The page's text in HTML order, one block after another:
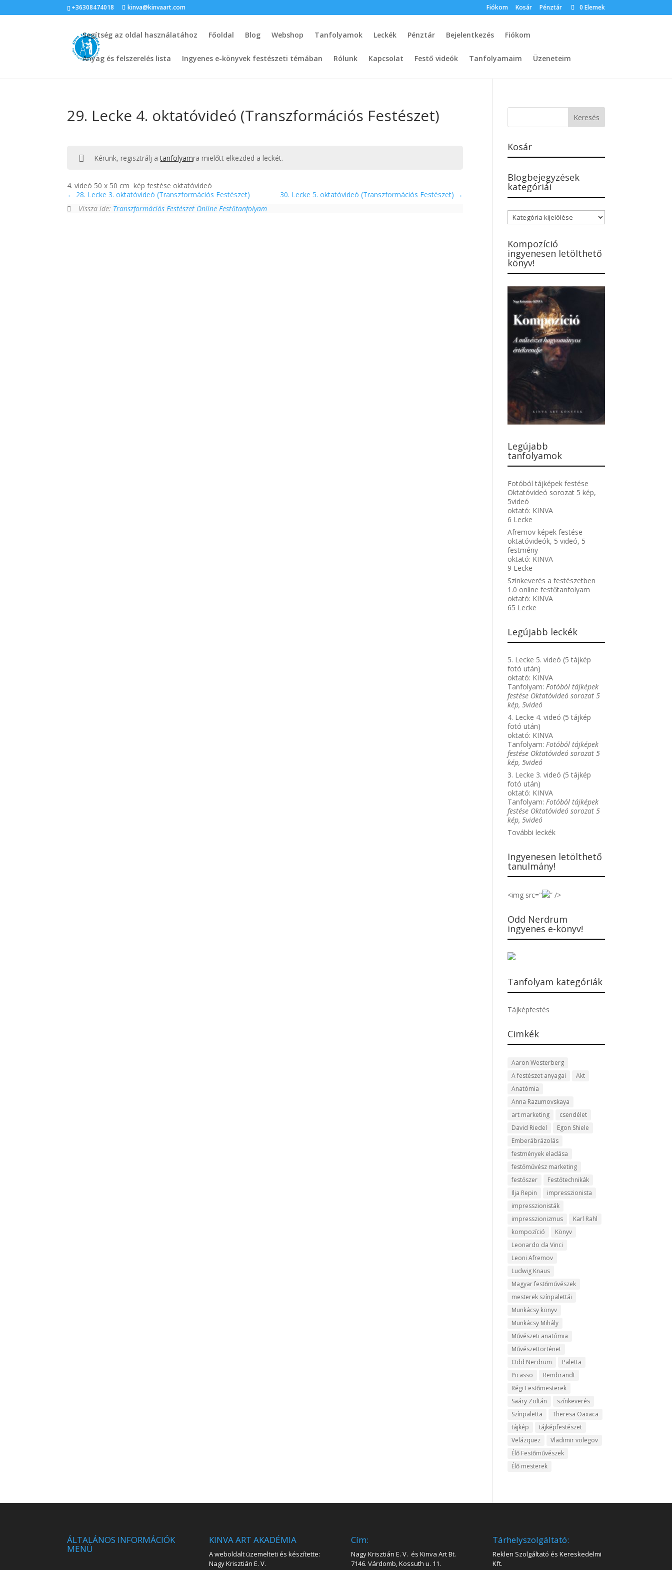
+36308474018 kinva@kinvaart.com Fiókom Kosár Pénztár 0 Elemek
Segítség az oldal használatához Főoldal Blog Webshop Tanfolyamok Leckék Pénztár Bejelentkezés Fiókom
Anyag és felszerelés lista Ingyenes e-könyvek festészeti témában Rólunk Kapcsolat Festő videók Tanfolyamaim Üzeneteim
29. Lecke 4. oktatóvideó (Transzformációs Festészet)
Kérünk, regisztrálj atanfolyamra mielőtt elkezded a leckét.
4. videó 50 x 50 cm kép festése oktatóvideó
28. Lecke 3. oktatóvideó (Transzformációs Festészet)
30. Lecke 5. oktatóvideó (Transzformációs Festészet)
Vissza ide: Transzformációs Festészet Online Festőtanfolyam
Kosár
Blogbejegyzések
kategóriái
Blogbejegyzések
kategóriái
Kompozíció
ingyenesen letölthető
könyv!
Legújabb
tanfolyamok
Fotóból tájképek festése
Oktatóvideó sorozat 5 kép,
5videó
oktató: KINVA
6 Lecke
Afremov képek festése
oktatóvideók, 5 videó, 5
festmény
oktató: KINVA
9 Lecke
Színkeverés a festészetben
1.0 online festőtanfolyam
oktató: KINVA
65 Lecke
Legújabb leckék
5. Lecke 5. videó (5 tájkép
fotó után)
oktató: KINVA
Tanfolyam:Fotóból tájképek
festése Oktatóvideó sorozat 5
kép, 5videó
4. Lecke 4. videó (5 tájkép
fotó után)
oktató: KINVA
Tanfolyam:Fotóból tájképek
festése Oktatóvideó sorozat 5
kép, 5videó
3. Lecke 3. videó (5 tájkép
fotó után)
oktató: KINVA
Tanfolyam:Fotóból tájképek
festése Oktatóvideó sorozat 5
kép, 5videó
További leckék
Ingyenesen letölthető
tanulmány!
<img src=" ” />
Odd Nerdrum
ingyenes e-könyv!
Tanfolyam kategóriák
Tájképfestés
Cimkék
Aaron Westerberg
A festészet anyagai
Akt
Anatómia
Anna Razumovskaya
art marketing
csendélet
David Riedel
Egon Shiele
Emberábrázolás
festmények eladása
festőművész marketing
festőszer
Festőtechnikák
Ilja Repin
impresszionista
impresszionisták
impresszionizmus
Karl Rahl
kompozíció
Könyv
Leonardo da Vinci
Leoni Afremov
Ludwig Knaus
Magyar festőművészek
mesterek színpalettái
Munkácsy könyv
Munkácsy Mihály
Művészeti anatómia
Művészettörténet
Odd Nerdrum
Paletta
Picasso
Rembrandt
Régi Festőmesterek
Saáry Zoltán
színkeverés
Színpaletta
Theresa Oaxaca
tájkép
tájképfestészet
Velázquez
Vladimir volegov
Élő Festőművészek
Élő mesterek
ÁLTALÁNOS INFORMÁCIÓK
MENÜ
KINVA ART AKADÉMIA
A weboldalt üzemelteti és készítette:
Nagy Krisztián E. V.
Cím:
Nagy Krisztián E. V. és Kinva Art Bt.
7146. Várdomb, Kossuth u. 11.
Tárhelyszolgáltató:
Reklen Szolgáltató és Kereskedelmi
Kft.